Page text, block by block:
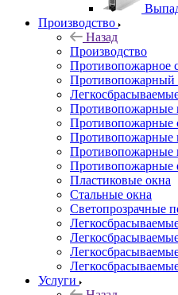
Производство
Назад
Производство
Противопожарное
Противопожарный
Противопожарные
Противопожарные
Противопожарные
Противопожарные
Противопожарные
Пластиковые окна
Стальные окна
Светопрозрачные
Услуги